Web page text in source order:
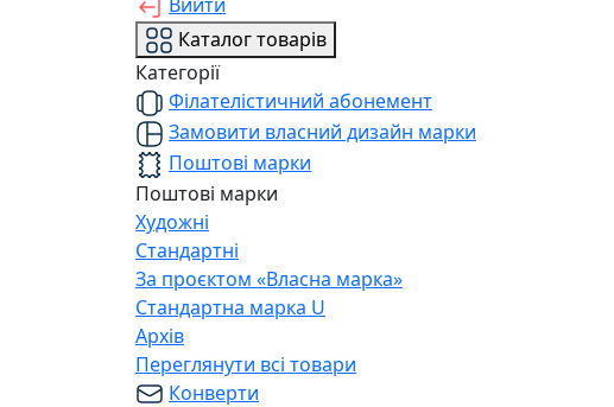
Каталог товарів
Категорії
Філателістичний абонемент
Замовити власний дизайн марки
Поштові марки
Поштові марки
Художні
Стандартні
За проєктом «Власна марка»
Стандартна марка U
Архів
Переглянути всі товари
Конверти